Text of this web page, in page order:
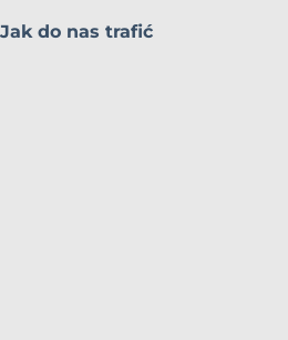
Jak do nas trafić